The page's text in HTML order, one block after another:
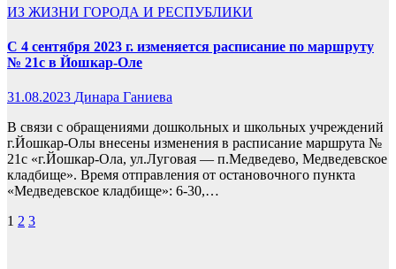
ИЗ ЖИЗНИ ГОРОДА И РЕСПУБЛИКИ
С 4 сентября 2023 г. изменяется расписание по маршруту
№ 21с в Йошкар-Оле
31.08.2023 Динара Ганиева
В связи с обращениями дошкольных и школьных учреждений
г.Йошкар-Олы внесены изменения в расписание маршрута №
21с «г.Йошкар-Ола, ул.Луговая — п.Медведево, Медведевское
кладбище». Время отправления от остановочного пункта
«Медведевское кладбище»: 6-30,…
Пагинация
1 2 3